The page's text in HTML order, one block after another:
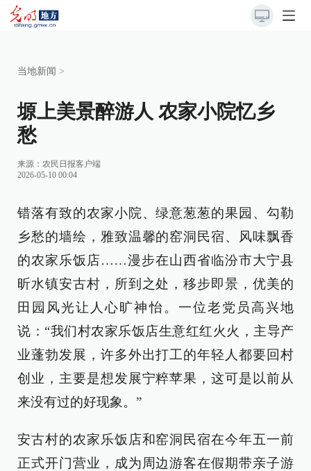
当地新闻 >
塬上美景醉游人 农家小院忆乡
愁
来源： 农民日报客户端
2026-05-10 00:04
错落有致的农家小院、绿意葱葱的果园、勾勒
乡愁的墙绘，雅致温馨的窑洞民宿、风味飘香
的农家乐饭店……漫步在山西省临汾市大宁县
昕水镇安古村，所到之处，移步即景，优美的
田园风光让人心旷神怡。一位老党员高兴地
说：“我们村农家乐饭店生意红红火火，主导产
业蓬勃发展，许多外出打工的年轻人都要回村
创业，主要是想发展宁粹苹果，这可是以前从
来没有过的好现象。”
安古村的农家乐饭店和窑洞民宿在今年五一前
正式开门营业，成为周边游客在假期带亲子游